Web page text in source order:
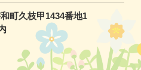
町久枝甲1434番地1